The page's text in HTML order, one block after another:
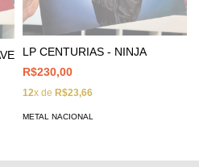
LP CENTURIAS - NINJA
R$230,00
12x de R$23,66
METAL NACIONAL